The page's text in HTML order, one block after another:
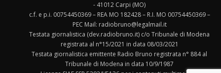
- 41012 Carpi (MO)
c.f. e p.i. 00754450369 – REA MO 182428 – R.I. MO 00754450369 –
PEC Mail: radiobruno@legalmail.it
Testata giornalistica (dev.radiobruno.it) c/o Tribunale di Modena
registrata al n°15/2021 in data 08/03/2021
Testata giornalistica emittente Radio Bruno registrata n° 884 al
Tribunale di Modena in data 10/9/1987